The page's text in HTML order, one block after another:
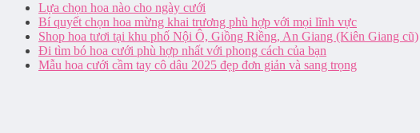
Lựa chọn hoa nào cho ngày cưới
Bí quyết chọn hoa mừng khai trương phù hợp với mọi lĩnh vực
Shop hoa tươi tại khu phố Nội Ô, Giồng Riềng, An Giang (Kiên Giang cũ)
Đi tìm bó hoa cưới phù hợp nhất với phong cách của bạn
Mẫu hoa cưới cầm tay cô dâu 2025 đẹp đơn giản và sang trọng